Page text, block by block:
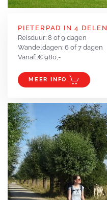
PIETERPAD IN 4 DELEN
Reisduur: 8 of 9 dagen
Wandeldagen: 6 of 7 dagen
Vanaf: € 980,-
MEER INFO